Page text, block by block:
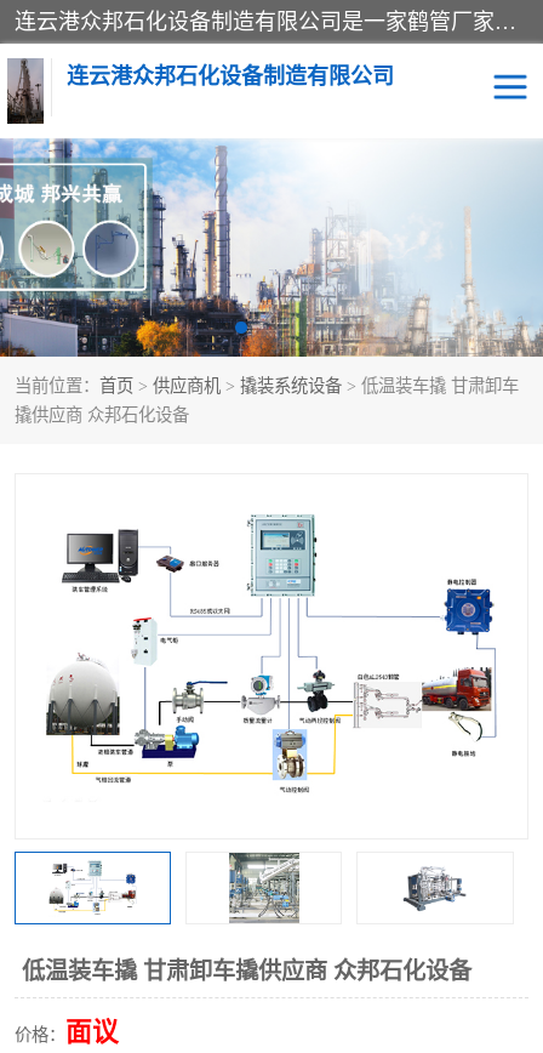
连云港众邦石化设备制造有限公司是一家鹤管厂家主营：鹤管、装车鹤管等，是致力于石油、石化等流体装卸设备(主要产品如鹤管、输油臂、脱缆钩等)的咨询、设计、制造、检测、安装指导、系统调试、维修维护等业务的公司。
连云港众邦石化设备制造有限公司
当前位置： 首页 > 供应商机 > 撬装系统设备 > 低温装车撬 甘肃卸车
撬供应商 众邦石化设备
低温装车撬 甘肃卸车撬供应商 众邦石化设备
价格： 面议
鹤管 顶部装卸鹤管
底部装卸鹤管 LNG低温鹤管
液氨鹤管 液化气鹤管
鹤管配件 活动梯栈台